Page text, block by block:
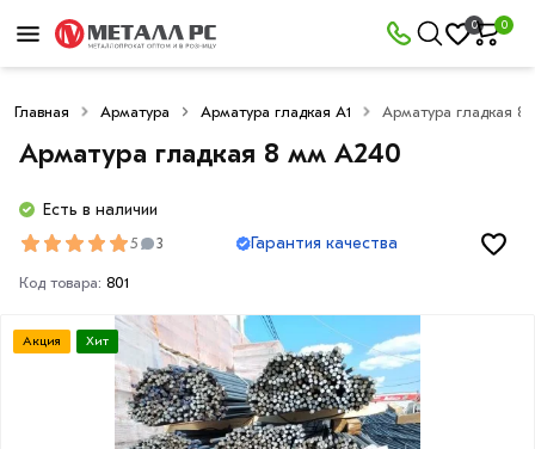
0 0
Главная Арматура Арматура гладкая А1 Арматура гладкая
Арматура гладкая 8 мм A240
Есть в наличии
5 3 Гарантия качества
Код товара: 801
Акция Хит